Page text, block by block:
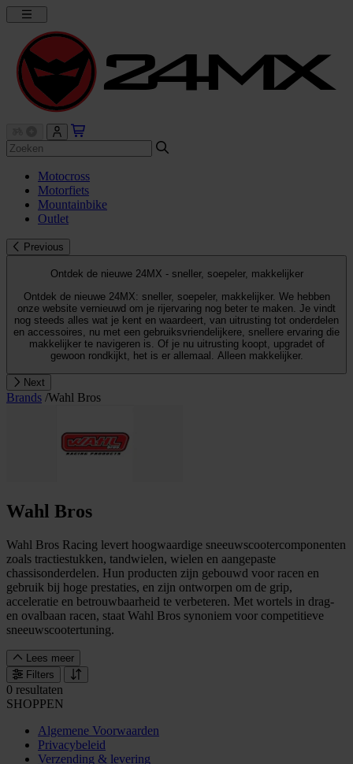
Motocross
Motorfiets
Mountainbike
Outlet
Previous
Ontdek de nieuwe 24MX - sneller, soepeler, makkelijker
Ontdek de nieuwe 24MX: sneller, soepeler, makkelijker. We hebben
onze website vernieuwd om je rijervaring nog beter te maken. Je vindt
nog steeds alles wat je kent en waardeert, van uitrusting tot onderdelen
en accessoires, nu met een gebruiksvriendelijkere, snellere ervaring die
makkelijker te navigeren is. Of je nu uitrusting koopt, upgradet of
gewoon rondkijkt, het is er allemaal. Alleen makkelijker.
Next
Brands /Wahl Bros
Wahl Bros
Wahl Bros Racing levert hoogwaardige sneeuwscootercomponenten
zoals tractiestukken, tandwielen, wielen en aangepaste
chassisonderdelen. Hun producten zijn gebouwd voor racen en
gebruik bij hoge prestaties, en zijn ontworpen om de grip,
acceleratie en betrouwbaarheid te verbeteren. Met wortels in drag-
en ovalbaan racen, staat Wahl Bros synoniem voor competitieve
sneeuwscootertuning.
Lees meer
Filters
0 resultaten
SHOPPEN
Algemene Voorwaarden
Privacybeleid
Verzending & levering